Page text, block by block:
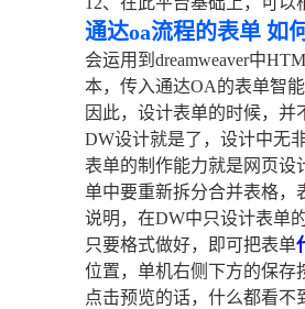
通达oa流程的表单 如
会运用到dreamweaver中
本，传入通达OA的表单智
因此，设计表单的时候，
DW设计就是了，设计中无
表单的制作能力就是网页设
单中要重新拆分合并表格，
说明，在DW中只设计表单
只要格式做好，即可把表单
位置，单机右侧下方的保存
点击预览的话，什么都看不